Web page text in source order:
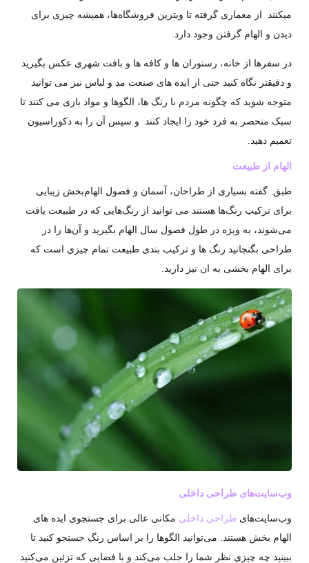
میکنند از معماری گرفته تا ویترین فروشگاه‌ها، همیشه چیزی برای
دیدن و الهام گرفتن وجود دارد.
در سفرها از خانه، رستوران ها و کافه ها و بافت شهری عکس بگیرید
و دقیقتر نگاه کنید حتی از ایده های صنعت مد و لباس نیز می توانید
متوجه شوید که چگونه مردم با رنگ ها، الگوها و مواد بازی می کنند تا
سبک منحصر به فرد خود را ایجاد کنند و سپس آن را به دکوراسیون
تعمیم دهید.
الهام از طبیعت
طبق گفته بسیاری از طراحان، آسمان و فصول الهام‌بخش زیبایی
برای ترکیب رنگ‌ها هستند می توانید از رنگ‌هایی که در طبیعت یافت
می‌شوند، به ویژه در طول فصول سال الهام بگیرید و آن‌ها را در
طراحی بگنجانید رنگ ها و ترکیب بندی طبیعت تمام چیزی است که
برای الهام بخشی به ان نیز دارید.
وب‌سایت‌های طراحی داخلی
وب‌سایت‌های طراحی داخلی مکانی عالی برای جستجوی ایده های
الهام بخش هستند. می‌توانید الگوها را بر اساس رنگ جستجو کنید تا
ببینید چه چیزی نظر شما را جلب می‌کند و با فضایی که تزئین می‌کنید